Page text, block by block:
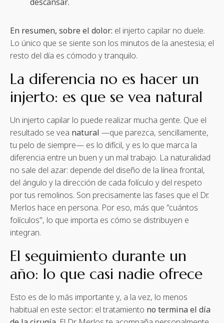
En resumen, sobre el dolor: el injerto capilar no duele.
Lo único que se siente son los minutos de la anestesia; el
resto del día es cómodo y tranquilo.
La diferencia no es hacer un
injerto: es que se vea natural
Un injerto capilar lo puede realizar mucha gente. Que el
resultado se vea natural —que parezca, sencillamente,
tu pelo de siempre— es lo difícil, y es lo que marca la
diferencia entre un buen y un mal trabajo. La naturalidad
no sale del azar: depende del diseño de la línea frontal,
del ángulo y la dirección de cada folículo y del respeto
por tus remolinos. Son precisamente las fases que el Dr.
Merlos hace en persona. Por eso, más que "cuántos
folículos", lo que importa es cómo se distribuyen e
integran.
El seguimiento durante un
año: lo que casi nadie ofrece
Esto es de lo más importante y, a la vez, lo menos
habitual en este sector: el tratamiento no termina el día